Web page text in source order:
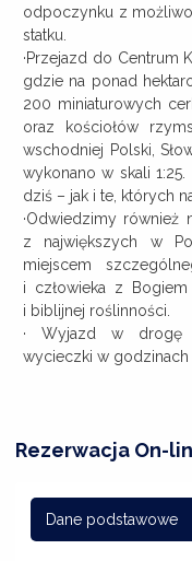
odpoczynku z
statku.
·Przejazd do Centrum
gdzie na ponad
200 miniaturowych
oraz kościołów
wschodniej Polski,
wykonano w skali
dziś – jak i te, których
·Odwiedzimy również
z największych w
miejscem
i człowieka z
i biblijnej roślinności.
· Wyjazd w drogę
wycieczki w godzinach
Rezerwacja On-
Dane podstawowe